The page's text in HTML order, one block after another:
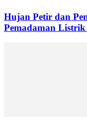
Hujan Petir dan
Pemadaman